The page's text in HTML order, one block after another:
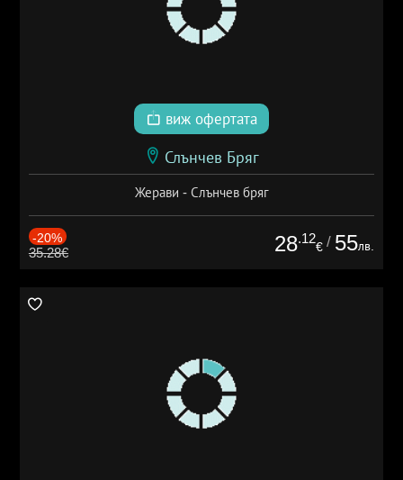
виж офертата
Слънчев Бряг
Жерави - Слънчев бряг
-20%
35.28€ 28.12
€ / 55лв.